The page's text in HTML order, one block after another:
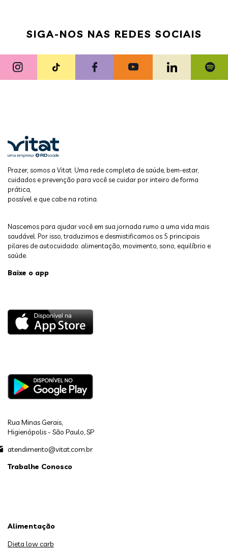
SIGA-NOS NAS REDES SOCIAIS
Prazer, somos a Vitat. Uma rede completa de saúde, bem-estar,
cuidados e prevenção para você se cuidar por inteiro de forma
prática,
possível e que cabe na rotina.
Nascemos para ajudar você em sua jornada rumo a uma vida mais
saudável. Por isso, traduzimos e desmistificamos os 5 principais
pilares de autocuidado: alimentação, movimento, sono, equilíbrio e
saúde.
Baixe o app
Rua Minas Gerais,
Higienópolis - São Paulo, SP
atendimento@vitat.com.br
Trabalhe Conosco
Alimentação
Dieta low carb